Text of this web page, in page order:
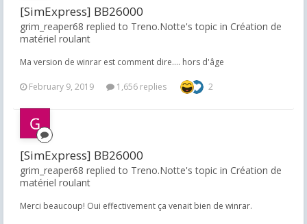
[SimExpress] BB26000
grim_reaper68 replied to Treno.Notte's topic in Création de
matériel roulant
Ma version de winrar est comment dire.... hors d'âge
February 9, 2019 1,656 replies 2
[SimExpress] BB26000
grim_reaper68 replied to Treno.Notte's topic in Création de
matériel roulant
Merci beaucoup! Oui effectivement ça venait bien de winrar.